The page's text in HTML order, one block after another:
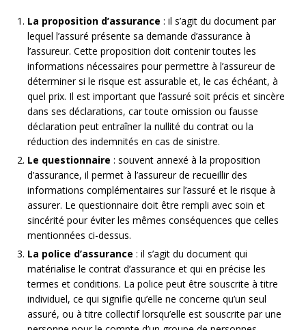
La proposition d’assurance : il s’agit du document par
lequel l’assuré présente sa demande d’assurance à
l’assureur. Cette proposition doit contenir toutes les
informations nécessaires pour permettre à l’assureur de
déterminer si le risque est assurable et, le cas échéant, à
quel prix. Il est important que l’assuré soit précis et sincère
dans ses déclarations, car toute omission ou fausse
déclaration peut entraîner la nullité du contrat ou la
réduction des indemnités en cas de sinistre.
Le questionnaire : souvent annexé à la proposition
d’assurance, il permet à l’assureur de recueillir des
informations complémentaires sur l’assuré et le risque à
assurer. Le questionnaire doit être rempli avec soin et
sincérité pour éviter les mêmes conséquences que celles
mentionnées ci-dessus.
La police d’assurance : il s’agit du document qui
matérialise le contrat d’assurance et qui en précise les
termes et conditions. La police peut être souscrite à titre
individuel, ce qui signifie qu’elle ne concerne qu’un seul
assuré, ou à titre collectif lorsqu’elle est souscrite par une